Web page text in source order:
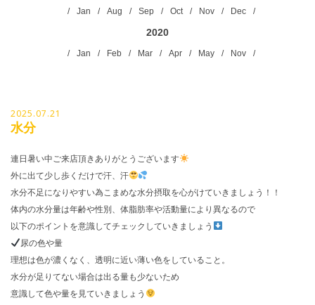
Jan Aug Sep Oct Nov Dec
2020
Jan Feb Mar Apr May Nov
2025.07.21
水分
連日暑い中ご来店頂きありがとうございます
外に出て少し歩くだけで汗、汗
水分不足になりやすい為こまめな水分摂取を心がけていきましょう！！
体内の水分量は年齢や性別、体脂肪率や活動量により異なるので
以下のポイントを意識してチェックしていきましょう
尿の色や量
理想は色が濃くなく、透明に近い薄い色をしていること。
水分が足りてない場合は出る量も少ないため
意識して色や量を見ていきましょう